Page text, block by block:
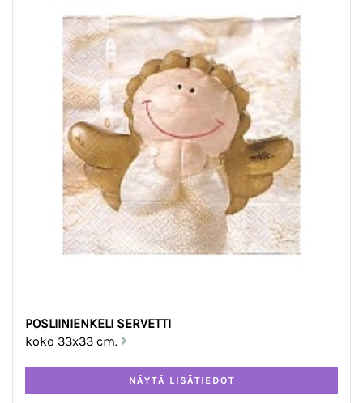
POSLIINIENKELI SERVETTI
koko 33x33 cm.